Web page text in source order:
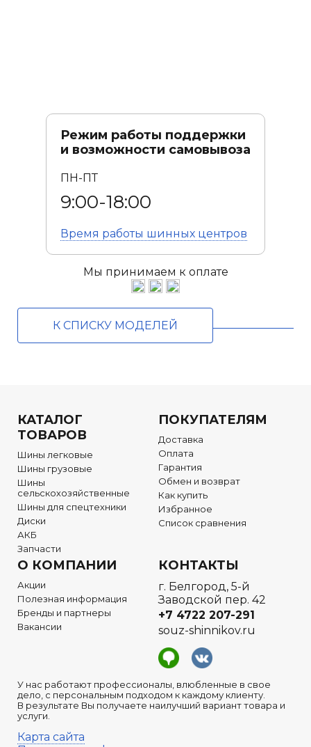
Режим работы поддержки
и возможности самовывоза
ПН-ПТ
9:00-18:00
Время работы шинных центров
Мы принимаем к оплате
К СПИСКУ МОДЕЛЕЙ
КАТАЛОГ
ТОВАРОВ
Шины легковые
Шины грузовые
Шины
сельскохозяйственные
Шины для спецтехники
Диски
АКБ
Запчасти
ПОКУПАТЕЛЯМ
Доставка
Оплата
Гарантия
Обмен и возврат
Как купить
Избранное
Список сравнения
О КОМПАНИИ
Акции
Полезная информация
Бренды и партнеры
Вакансии
У нас работают профессионалы, влюбленные в свое
дело, с персональным подходом к каждому клиенту.
В результате Вы получаете наилучший вариант товара и
услуги.
Карта сайта
КОНТАКТЫ
г. Белгород, 5-й
Заводской пер. 42
+7 4722 207-291
souz-shinnikov.ru